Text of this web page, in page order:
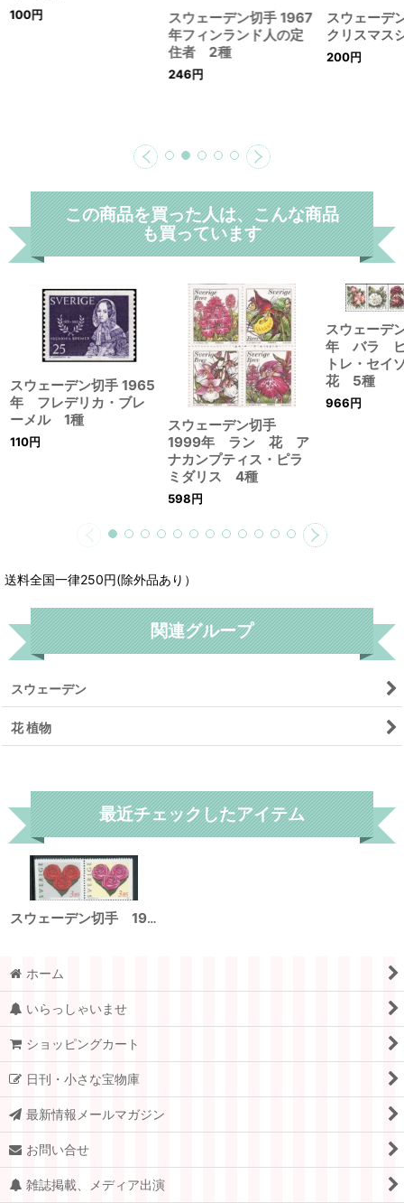
100円 246円
スウェー
クリスマス
この商品を買った人は、こんな商品
も買っています
スウェーデン切手 1965
年 フレデリカ・ブレ
ーメル 1種
110円
スウェーデン切手
1999年 ラン 花 ア
ナカンプティス・ピラ
ミダリス 4種
598円
スウェーデ
年 バラ
トレ・セ
花 5種
966円
送料全国一律250円(除外品あり）
関連グループ
スウェーデン
花 植物
最近チェックしたアイテム
スウェーデン切手 1997年 バレンタインデー バラ 花 2種
ホーム
いらっしゃいませ
ショッピングカート
日刊・小さな宝物庫
最新情報メールマガジン
お問い合せ
雑誌掲載、メディア出演